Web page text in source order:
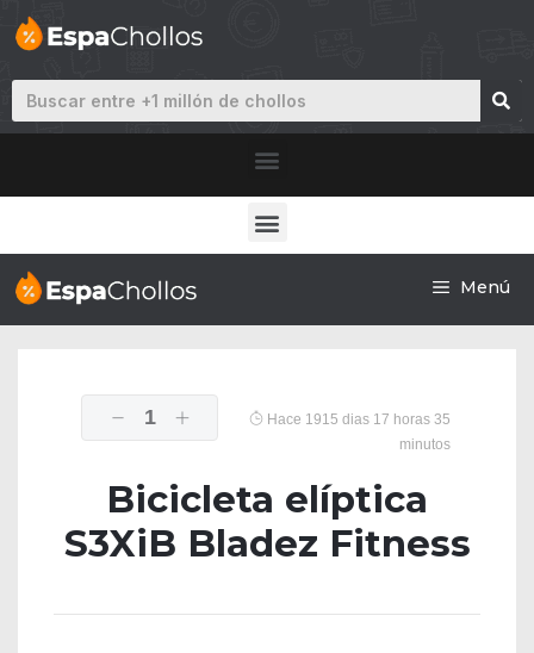
Menú
1
Hace 1915 dias 17 horas 35
minutos
Bicicleta elíptica
S3XiB Bladez Fitness